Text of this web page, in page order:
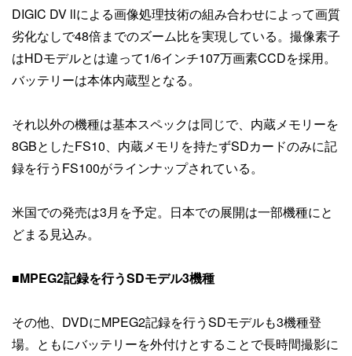
DIGIC DV llによる画像処理技術の組み合わせによって画質
劣化なしで48倍までのズーム比を実現している。撮像素子
はHDモデルとは違って1/6インチ107万画素CCDを採用。
バッテリーは本体内蔵型となる。
それ以外の機種は基本スペックは同じで、内蔵メモリーを
8GBとしたFS10、内蔵メモリを持たずSDカードのみに記
録を行うFS100がラインナップされている。
米国での発売は3月を予定。日本での展開は一部機種にと
どまる見込み。
■MPEG2記録を行うSDモデル3機種
その他、DVDにMPEG2記録を行うSDモデルも3機種登
場。ともにバッテリーを外付けとすることで長時間撮影に